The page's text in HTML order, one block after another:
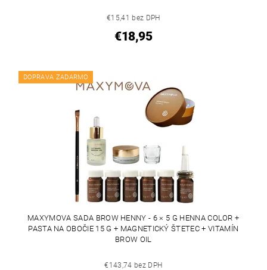
€15,41 bez DPH
€18,95
DOPRAVA ZADARMO
MAXYMOVA SADA BROW HENNY - 6 × 5 G HENNA COLOR +
PASTA NA OBOČIE 15 G + MAGNETICKÝ ŠTETEC + VITAMÍN
BROW OIL
€143,74 bez DPH